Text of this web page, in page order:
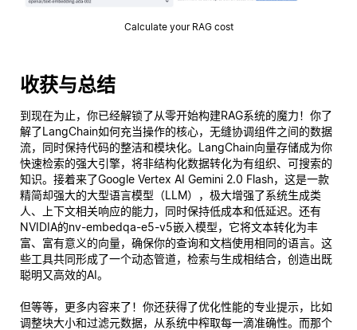
Calculate your RAG cost
收获与总结
到现在为止，你已经解锁了从零开始构建RAG系统的魔力！你了
解了LangChain如何充当操作的核心，无缝协调组件之间的数据
流，同时保持代码的整洁和模块化。LangChain向量存储成为你
快速检索的强大引擎，将非结构化数据转化为有组织、可搜索的
知识。接着来了Google Vertex AI Gemini 2.0 Flash，这是一款
精简却强大的大型语言模型（LLM），极大增强了系统生成类
人、上下文相关响应的能力，同时保持低成本和低延迟。还有
NVIDIA的nv-embedqa-e5-v5嵌入模型，它将文本转化为丰
富、富有意义的向量，确保你的查询和文档使用相同的语言。这
些工具共同形成了一个动态管道，检索与生成相结合，创造出既
聪明又高效的AI。
但等等，更多内容来了！你还获得了优化性能的专业提示，比如
调整块大小和过滤元数据，从系统中榨取每一滴准确性。而那个